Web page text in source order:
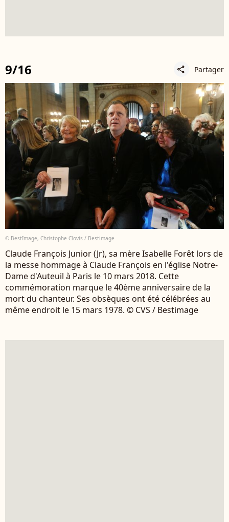
9/16 share Partager
© BestImage, Christophe Clovis / Bestimage
Claude François Junior (Jr), sa mère Isabelle Forêt lors de
la messe hommage à Claude François en l'église Notre-
Dame d'Auteuil à Paris le 10 mars 2018. Cette
commémoration marque le 40ème anniversaire de la
mort du chanteur. Ses obsèques ont été célébrées au
même endroit le 15 mars 1978. © CVS / Bestimage